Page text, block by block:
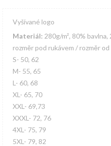
Vyšívané logo
Materiál: 280g/m², 80%
rozměr pod rukávem / rozměr
S- 50, 62
M- 55, 65
L- 60, 68
XL- 65, 70
XXL- 69,73
XXXL- 72, 76
4XL- 75, 79
5XL- 79, 82